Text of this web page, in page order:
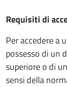
Requisiti di
Per accedere a
possesso di un
superiore o di
sensi della